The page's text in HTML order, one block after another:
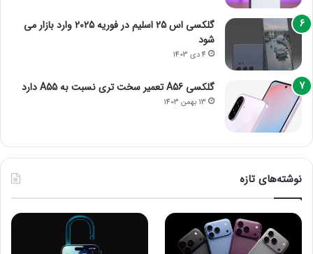
گلکسی اس 25 اسلیم در فوریه 2025 وارد بازار می
شود
4 دی 1403
گلکسی A56 تعمیر سخت تری نسبت به A55 دارد
13 بهمن 1403
نوشته‌های تازه